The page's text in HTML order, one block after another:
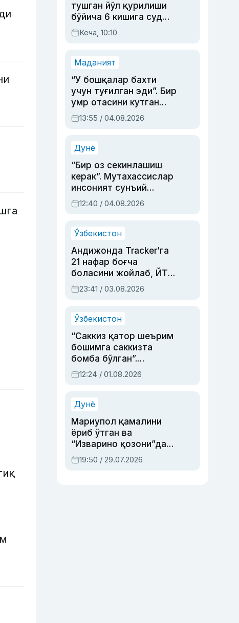
тушган йўл қурилиши
бўйича 6 кишига суд
ҳукми ўқилди
Кеча, 10:10
Маданият
“У бошқалар бахти
учун туғилган эди”. Бир
умр отасини кутган
актриса ва дубльяж
устаси Римма
синовларга тўла ҳаёти
13:55 / 04.08.2026
Дунё
“Бир оз секинлашиш
керак”. Мутахассислар
инсоният сунъий
интеллектни бошқара
олмай қолишидан
12:40 / 04.08.2026
Ўзбекистон
Андижонда Tracker’га
21 нафар боғча
боласини жойлаб, ЙТҲ
содир этган аёлга суд
ҳукми ўқилди
23:41 / 03.08.2026
Ўзбекистон
“Саккиз қатор шеърим
бошимга саккизта
бомба бўлган”.
Абдулла Ориповни
сиёсий айбловлардан
12:24 / 01.08.2026
Дунё
Мариупол қамалини
ёриб ўтган ва
“Изварино қозони”дан
чиққан қаҳрамон —
Украина армияси бош
19:50 / 29.07.2026